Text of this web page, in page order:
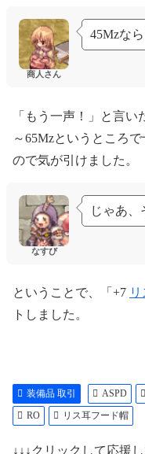
Aspd + 1
クリティ
与えるダ
[リス耳
精錬値
Aspd + 1
クリティ
遠距離
Cri + 20
与える
装備 :
商人さん
45Mzなら
「もう一声！」と言
～65Mzというところ
ので気が引けました。
なすび
じゃあ、
ということで、「+7
トしました。
装備品 取引 ASPD
RO
リス耳フード帽
↓↓↓クリックして応援